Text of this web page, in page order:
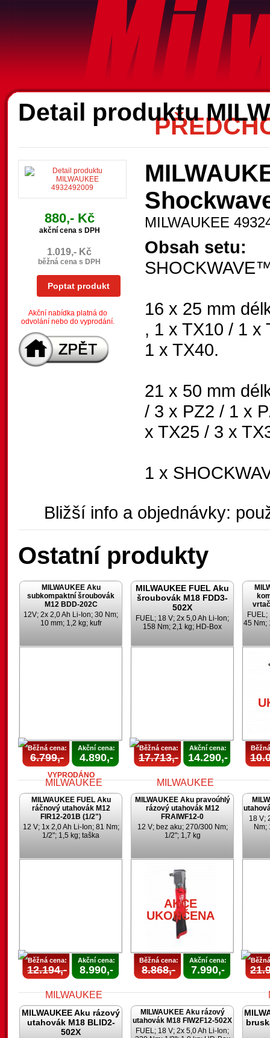
Detail produktu
880,- Kč
akční cena s DPH
1.019,- Kč
běžná cena s DPH
Poptat produkt
Akční nabídka platná do
odvolání nebo do vyprodání.
MILWAUKEE
Obsah setu:
16 x 25 mm
, 1 x TX10 / 1 x
1 x TX40.
21 x 50 mm
/ 3 x PZ2 / 1 x
x TX25 / 3 x
1 x
Bližší info a objednávky:
Ostatní produkty
MILWAUKEE Aku
subkompaktní šroubovák
M12 BDD-202C
12V; 2x 2,0 Ah Li-Ion; 30 Nm;
10 mm; 1,2 kg; kufr
Běžná cena:
6.799,-
Akční cena:
4.890,-
VYPRODÁNO
MILWAUKEE FUEL Aku
šroubovák M18 FDD3-
502X
FUEL; 18 V; 2x 5,0 Ah Li-Ion;
158 Nm; 2,1 kg; HD-Box
AKCE
UKONČENA
Běžná cena:
17.713,-
Akční cena:
14.290,-
FUEL;
45 Nm;
MILWAUKEE FUEL Aku
ráčnový utahovák M12
FIR12-201B (1/2")
12 V; 1x 2,0 Ah Li-Ion; 81 Nm;
1/2"; 1,5 kg; taška
Běžná cena:
12.194,-
Akční cena:
8.990,-
MILWAUKEE Aku pravoúhlý
rázový utahovák M12
FRAIWF12-0
12 V; bez aku; 270/300 Nm;
1/2"; 1,7 kg
AKCE
UKONČENA
Běžná cena:
8.868,-
Akční cena:
7.990,-
18 V;
Nm;
MILWAUKEE Aku rázový
utahovák M18 BLID2-
502X
MILWAUKEE Aku rázový
utahovák M18 FIW2F12-502X
FUEL; 18 V; 2x 5,0 Ah Li-Ion;